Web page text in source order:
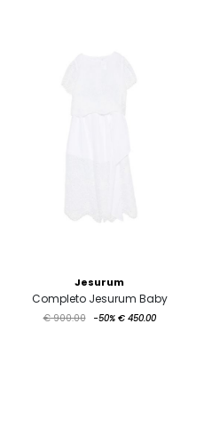
Jesurum
Completo Jesurum Baby
€ 900.00 -50% € 450.00